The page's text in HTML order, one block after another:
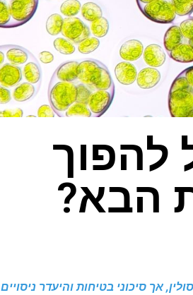
להפוך
הבא?
אך סיכוני בטיחות והיעדר ניסויים